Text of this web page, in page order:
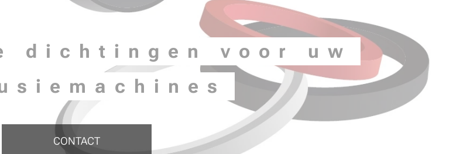
dichtingen voor uw
CONTACT